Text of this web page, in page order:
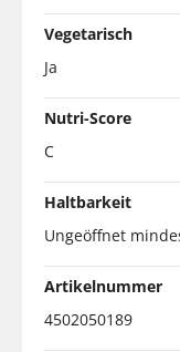
Vegetarisch
Ja
Nutri-Score
C
Haltbarkeit
Ungeöffnet
Artikelnummer
4502050189